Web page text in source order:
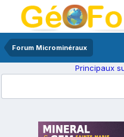
Forum Microminéraux
Principaux